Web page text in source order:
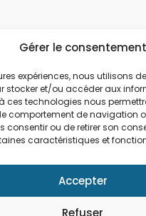
Gérer le consentement
expériences, nous utilisons
stocker et/ou accéder aux
ces technologies nous
comportement de navigation
consentir ou de retirer son
caractéristiques et
Accepter
Refuser